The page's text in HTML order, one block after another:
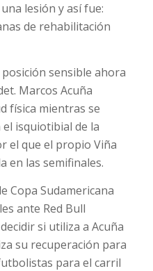
lesión y así fue:
de rehabilitación
sensible ahora
Marcos Acuña
física mientras se
isquiotibial de la
el que el propio Viña
en las semifinales.
Copa Sudamericana
ante Red Bull
si utiliza a Acuña
su recuperación para
para el carril